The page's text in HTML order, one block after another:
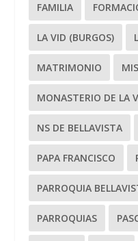
FAMILIA
LA VID (BURGOS)
MATRIMONIO
MONASTERIO DE LA
NS DE BELLAVISTA
PAPA FRANCISCO
PARROQUIA
PARROQUIAS